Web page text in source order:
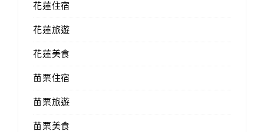
花蓮住宿
花蓮旅遊
花蓮美食
苗栗住宿
苗栗旅遊
苗栗美食